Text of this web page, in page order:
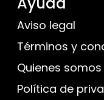
Aviso legal
Términos y
Quienes somos
Política de